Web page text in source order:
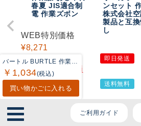
ご利用ガイド
春夏 JIS適合制
電 作業ズボン
WEB特別価格
¥8,271
税込
期間限定！会員
特別価格
¥8,221
ンセット
株式会社
製品と互
し
即日発送
送料無料
¥ 19,800
🦺 購入前によくある
🛒 購入後によくある
バートル BURTLE 作業着 インナー 2025モデル 4070 エアーフィット S-XXL 作業服 おしゃれ ドライ シャツ
￥1,034(税込)
買い物かごに入れる